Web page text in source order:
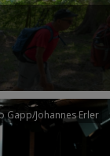
Gapp/Johannes Erler